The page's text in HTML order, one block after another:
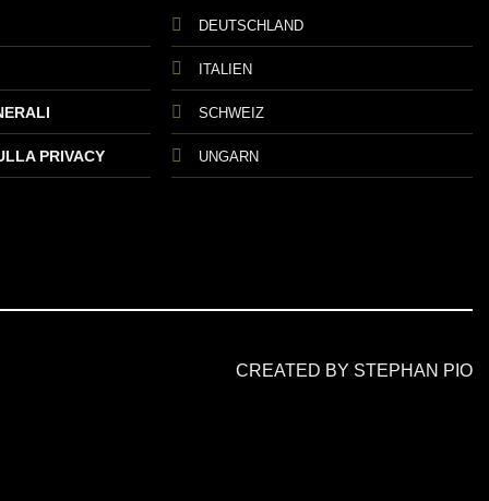
PRIVACY
DEUTSCHLAND
ITALIEN
SCHWEIZ
UNGARN
CREATED BY STEPHAN PIO